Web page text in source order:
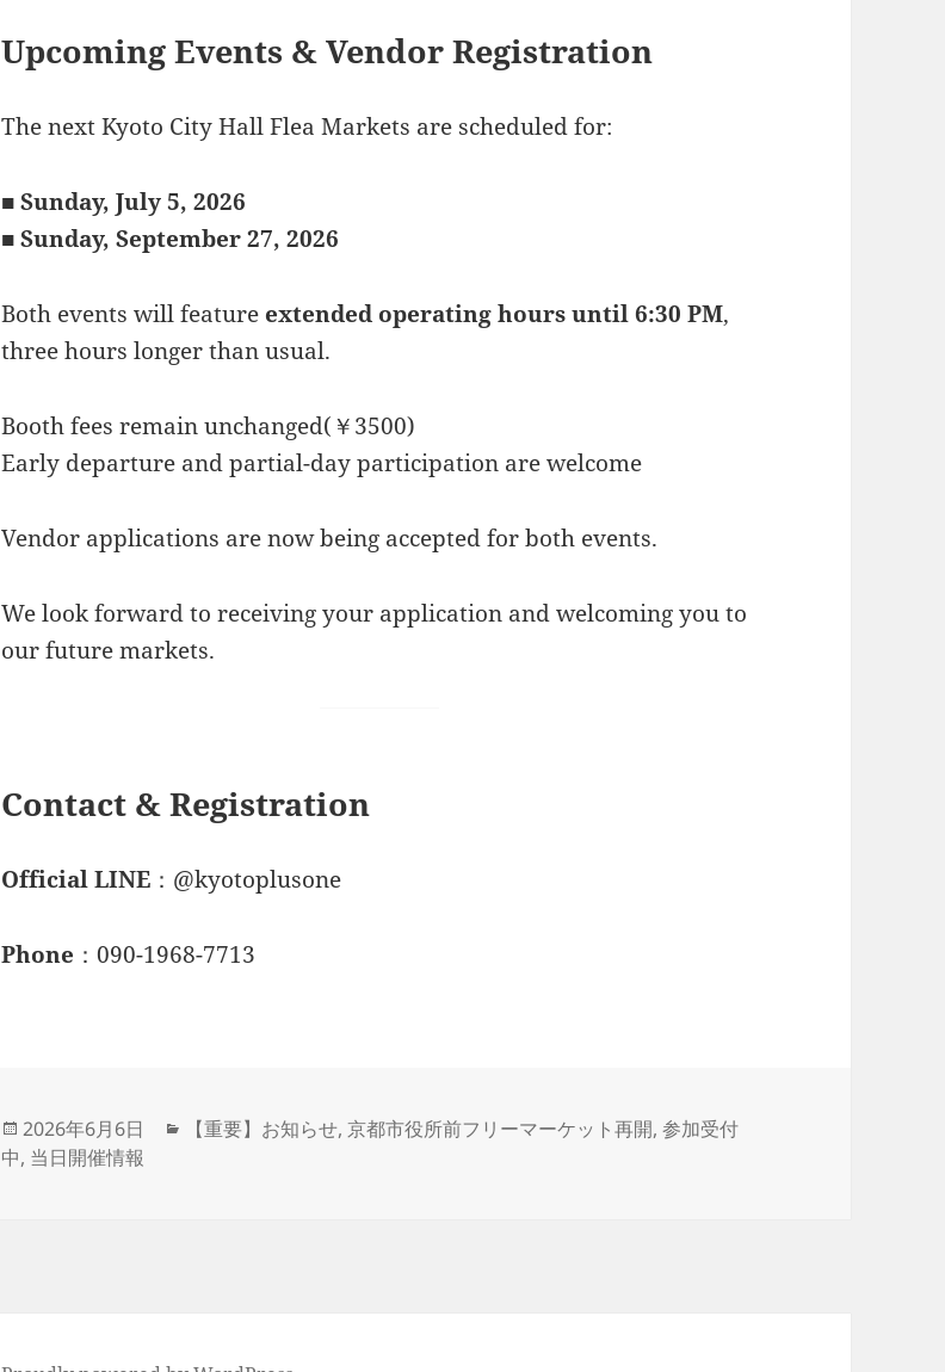
Upcoming Events & Vendor Registration
The next Kyoto City Hall Flea Markets are scheduled for:
■ Sunday, July 5, 2026
■ Sunday, September 27, 2026
Both events will feature extended operating hours until 6:30 PM,
three hours longer than usual.
Booth fees remain unchanged(￥3500)
Early departure and partial-day participation are welcome
Vendor applications are now being accepted for both events.
We look forward to receiving your application and welcoming you to
our future markets.
Contact & Registration
Official LINE ：@kyotoplusone
Phone ：090-1968-7713
投
稿
2026年6月6日
カ【重要】お知らせ,京都市役所前フリーマーケット再開,参加受付
中, 当日開催情報